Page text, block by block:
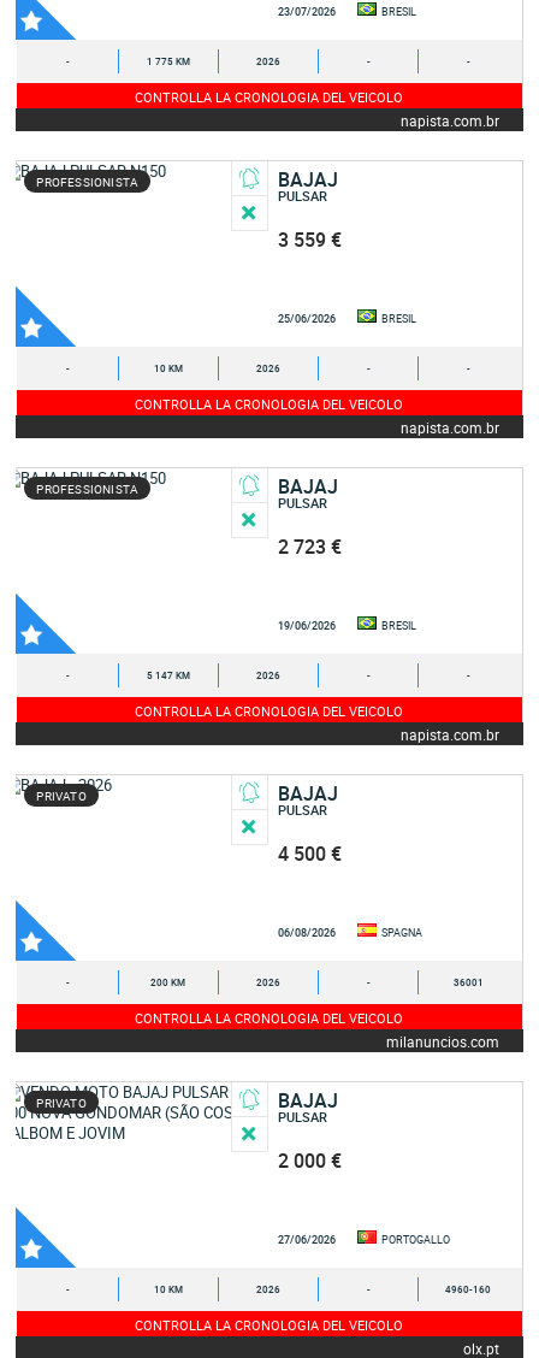
23/07/2026 BRESIL
- 1 775 KM 2026 - -
CONTROLLA LA CRONOLOGIA DEL VEICOLO
napista.com.br
PROFESSIONISTA BAJAJ
PULSAR
3 559 €
25/06/2026 BRESIL
- 10 KM 2026 - -
CONTROLLA LA CRONOLOGIA DEL VEICOLO
napista.com.br
PROFESSIONISTA BAJAJ
PULSAR
2 723 €
19/06/2026 BRESIL
- 5 147 KM 2026 - -
CONTROLLA LA CRONOLOGIA DEL VEICOLO
napista.com.br
PRIVATO BAJAJ
PULSAR
4 500 €
06/08/2026 SPAGNA
- 200 KM 2026 - 36001
CONTROLLA LA CRONOLOGIA DEL VEICOLO
milanuncios.com
PRIVATO BAJAJ
PULSAR
2 000 €
27/06/2026 PORTOGALLO
- 10 KM 2026 - 4960-160
CONTROLLA LA CRONOLOGIA DEL VEICOLO
olx.pt